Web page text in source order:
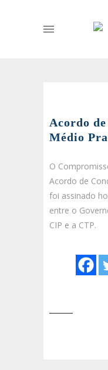
Acordo
Médio
O
Acordo de
foi assinado
entre o
CIP e a CTP.